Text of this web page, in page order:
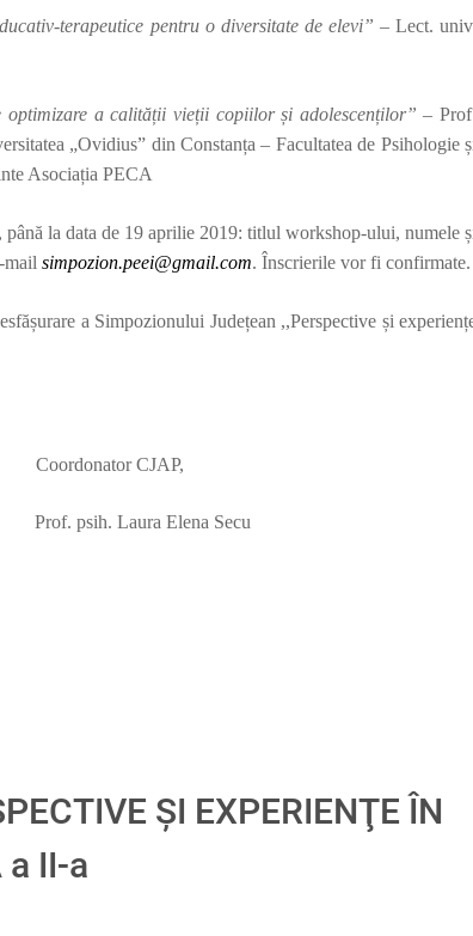
terapeutice pentru o diversitate de elevi” – Lect.
optimizare a calității vieții copiilor și adolescenților” –
„Ovidius” din Constanța – Facultatea de Psihologie
Asociația PECA
până la data de 19 aprilie 2019: titlul workshop-ului, numele
mail simpozion.peei@gmail.com. Înscrierile vor fi confirmate.
a Simpozionului Județean ,,Perspective și
CJAP,
Laura Elena Secu
ŞI EXPERIENŢE ÎN
a II-a